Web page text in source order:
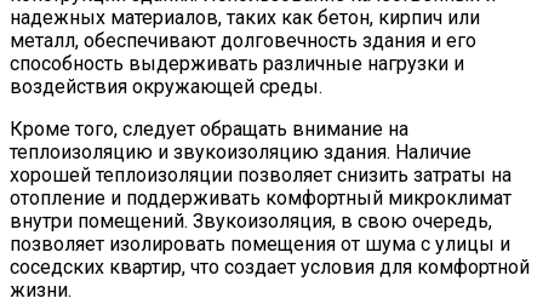
надежных материалов, таких как бетон, кирпич или
металл, обеспечивают долговечность здания и его
способность выдерживать различные нагрузки и
воздействия окружающей среды.
Кроме того, следует обращать внимание на
теплоизоляцию и звукоизоляцию здания. Наличие
хорошей теплоизоляции позволяет снизить затраты на
отопление и поддерживать комфортный микроклимат
внутри помещений. Звукоизоляция, в свою очередь,
позволяет изолировать помещения от шума с улицы и
соседских квартир, что создает условия для комфортной
жизни.